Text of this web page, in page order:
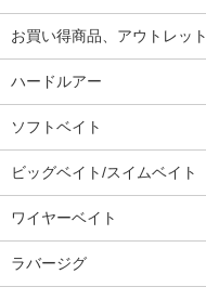
お買い得商品、アウトレット
ハードルアー
ソフトベイト
ビッグベイト/スイムベイト
ワイヤーベイト
ラバージグ